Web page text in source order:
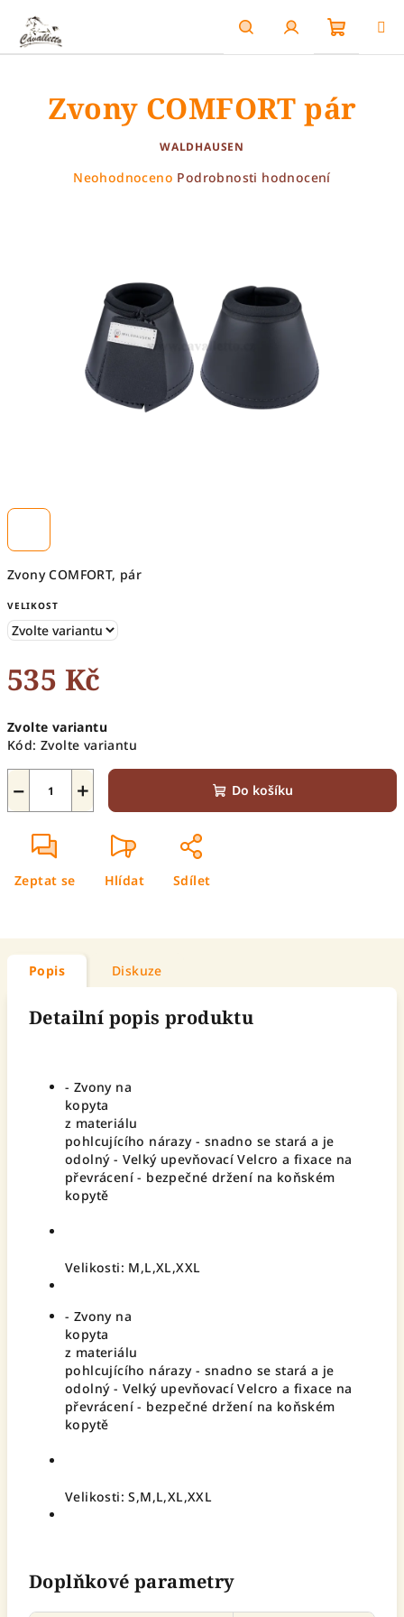
obsah
HledatPřihlášení
košík
Zvony COMFORT, pár
VELIKOST
535 Kč
cena:
Zvolte variantu
Kód: Zvolte variantu
+
− Do košíku
Zeptat se Hlídat Sdílet
Zvony COMFORT pár
WALDHAUSEN
Průměrné
hvězdiček.
Neohodnoceno Podrobnosti hodnocení
Popis Diskuze
Detailní popis produktu
- Zvony na
kopyta
z materiálu
pohlcujícího nárazy - snadno se stará a je
odolný - Velký upevňovací Velcro a fixace na
převrácení - bezpečné držení na koňském
kopytě
Velikosti: M,L,XL,XXL
- Zvony na
kopyta
z materiálu
pohlcujícího nárazy - snadno se stará a je
odolný - Velký upevňovací Velcro a fixace na
převrácení - bezpečné držení na koňském
kopytě
Velikosti: S,M,L,XL,XXL
Doplňkové parametry